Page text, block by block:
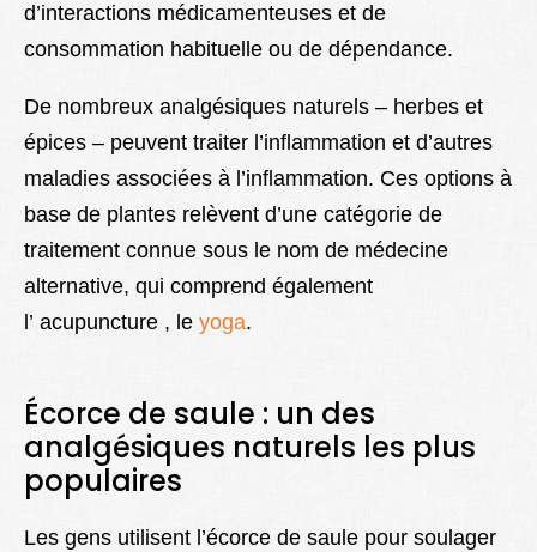
d’interactions médicamenteuses et de
consommation habituelle ou de dépendance.
De nombreux analgésiques naturels – herbes et
épices – peuvent traiter l’inflammation et d’autres
maladies associées à l’inflammation. Ces options à
base de plantes relèvent d’une catégorie de
traitement connue sous le nom de médecine
alternative, qui comprend également
l’ acupuncture , le yoga.
Écorce de saule : un des
analgésiques naturels les plus
populaires
Les gens utilisent l’écorce de saule pour soulager